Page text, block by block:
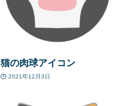
猫の肉球アイコン
2021年12月3日